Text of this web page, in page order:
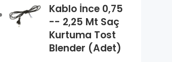
Kablo İnce 0,75
-- 2,25 Mt Saç
Kurtuma Tost
Blender (Adet)